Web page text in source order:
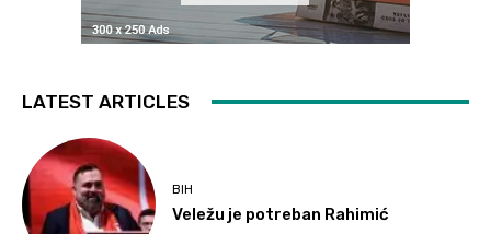
LATEST ARTICLES
BIH
Veležu je potreban Rahimić